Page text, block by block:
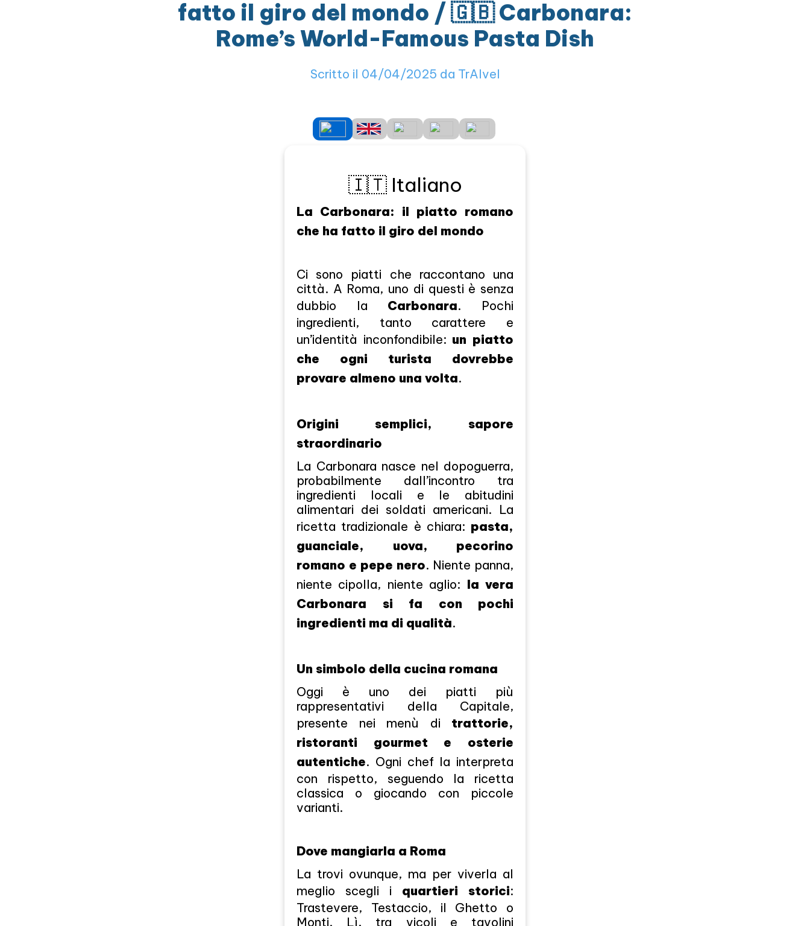
fatto il giro del mondo / 🇬🇧 Carbonara:
Rome’s World-Famous Pasta Dish
Scritto il 04/04/2025 da TrAIvel
🇮🇹 Italiano
La Carbonara: il piatto romano
che ha fatto il giro del mondo
Ci sono piatti che raccontano una
città. A Roma, uno di questi è senza
dubbio la Carbonara. Pochi
ingredienti, tanto carattere e
un’identità inconfondibile: un piatto
che ogni turista dovrebbe
provare almeno una volta.
Origini semplici, sapore
straordinario
La Carbonara nasce nel dopoguerra,
probabilmente dall’incontro tra
ingredienti locali e le abitudini
alimentari dei soldati americani. La
ricetta tradizionale è chiara: pasta,
guanciale, uova, pecorino
romano e pepe nero. Niente panna,
niente cipolla, niente aglio: la vera
Carbonara si fa con pochi
ingredienti ma di qualità.
Un simbolo della cucina romana
Oggi è uno dei piatti più
rappresentativi della Capitale,
presente nei menù di trattorie,
ristoranti gourmet e osterie
autentiche. Ogni chef la interpreta
con rispetto, seguendo la ricetta
classica o giocando con piccole
varianti.
Dove mangiarla a Roma
La trovi ovunque, ma per viverla al
meglio scegli i quartieri storici:
Trastevere, Testaccio, il Ghetto o
Monti. Lì, tra vicoli e tavolini